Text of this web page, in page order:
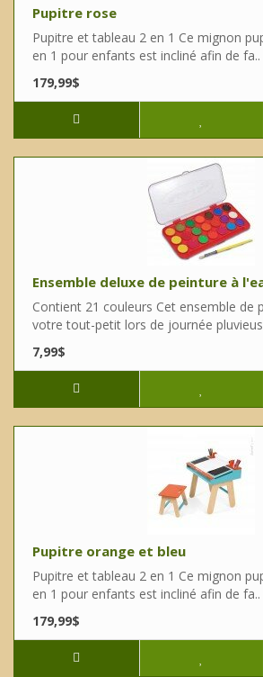
Pupitre rose
Pupitre et tableau 2 en 1 Ce mignon
en 1 pour enfants est incliné afin de fa..
179,99$
Ensemble deluxe de peinture à
Contient 21 couleurs Cet ensemble de
votre tout-petit lors de journée
7,99$
Pupitre orange et bleu
Pupitre et tableau 2 en 1 Ce mignon
en 1 pour enfants est incliné afin de fa..
179,99$